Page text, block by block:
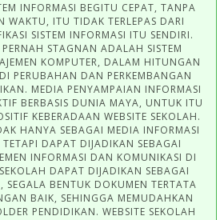
INFORMASI BEGITU CEPAT, TANPA
WAKTU, ITU TIDAK TERLEPAS DARI
SISTEM INFORMASI ITU SENDIRI.
STAGNAN ADALAH SISTEM
KOMPUTER, DALAM HITUNGAN
PERUBAHAN DAN PERKEMBANGAN
MEDIA PENYAMPAIAN INFORMASI
BERBASIS DUNIA MAYA, UNTUK ITU
KEBERADAAN WEBSITE SEKOLAH.
HANYA SEBAGAI MEDIA INFORMASI
DAPAT DIJADIKAN SEBAGAI
INFORMASI DAN KOMUNIKASI DI
DAPAT DIJADIKAN SEBAGAI
SEGALA BENTUK DOKUMEN TERTATA
BAIK, SEHINGGA MEMUDAHKAN
PENDIDIKAN. WEBSITE SEKOLAH